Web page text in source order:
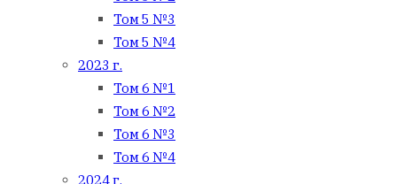
Том 5 №3
Том 5 №4
2023 г.
Том 6 №1
Том 6 №2
Том 6 №3
Том 6 №4
2024 г.